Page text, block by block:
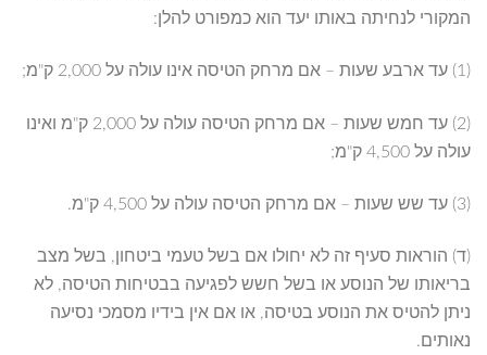
המקורי לנחיתה באותו יעד הוא כמפורט להלן:
(1) עד ארבע שעות – אם מרחק הטיסה אינו עולה על 2,000 ק"מ;
(2) עד חמש שעות – אם מרחק הטיסה עולה על 2,000 ק"מ ואינו
עולה על 4,500 ק"מ;
(3) עד שש שעות – אם מרחק הטיסה עולה על 4,500 ק"מ.
(ד) הוראות סעיף זה לא יחולו אם בשל טעמי ביטחון, בשל מצב
בריאותו של הנוסע או בשל חשש לפגיעה בבטיחות הטיסה, לא
ניתן להטיס את הנוסע בטיסה, או אם אין בידיו מסמכי נסיעה
נאותים.